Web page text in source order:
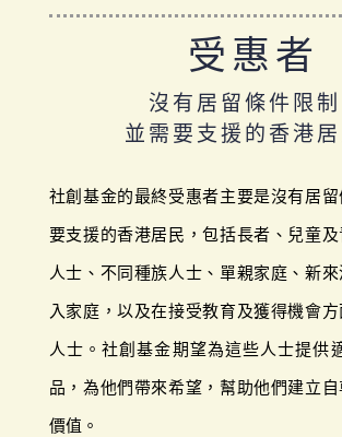
受惠者
沒有居留條件限制
並需要支援的香港居
社創基金的最終受惠者主要是沒有居
要支援的香港居民，包括長者、兒童
人士、不同種族人士、單親家庭、新
入家庭，以及在接受教育及獲得機會
人士。社創基金期望為這些人士提供
品，為他們帶來希望，幫助他們建立
價值。